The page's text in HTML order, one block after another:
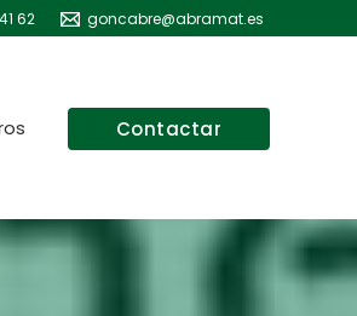
62 goncabre@abramat.es
Contactar